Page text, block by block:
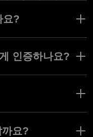
요?
금액을 선택한 후 거래를
인증하나요?
하세요. 채팅을 클릭하세
원팀의 안내를 따르세
요?